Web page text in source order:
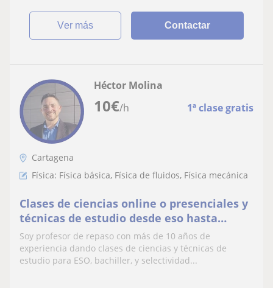
ver más Contactar
10€/h 1ª clase gratis
Héctor Molina
Cartagena
Física: Física básica, Física de fluidos, Física mecánica
Clases de ciencias online o presenciales y
técnicas de estudio desde eso hasta
selectividad y primero de carrera. Me
desplazo
Soy profesor de repaso con más de 10 años de
experiencia dando clases de ciencias y técnicas de
estudio para ESO, bachiller, y selectividad...